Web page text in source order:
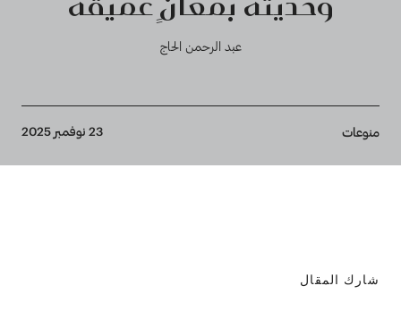
عبد الرحمن الحاج
Breadcrumb
منوعات 23 نوفمبر 2025
شارك المقال